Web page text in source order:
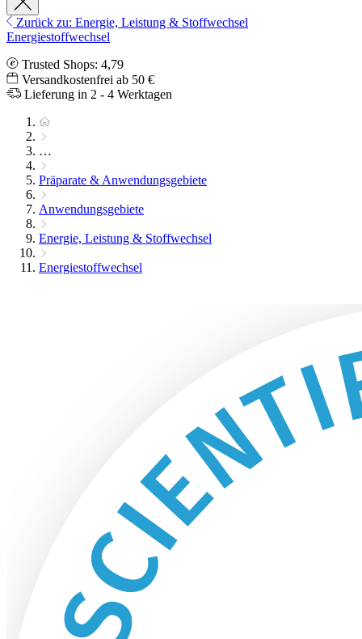
Zurück zu: Energie, Leistung & Stoffwechsel
Energiestoffwechsel
Trusted Shops: 4,79
Versandkostenfrei ab 50 €
Lieferung in 2 - 4 Werktagen
…
Präparate & Anwendungsgebiete
Anwendungsgebiete
Energie, Leistung & Stoffwechsel
Energiestoffwechsel